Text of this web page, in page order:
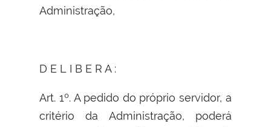
Administração,
D E L I B E R A :
Art. 1º. A pedido do próprio servidor, a
critério da Administração, poderá